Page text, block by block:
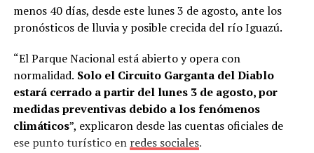
“Mi esposa es profesora de alemán en una escuela
técnica. Esa misma noche la llamé desde Alemania y
hacerlo’”, recordó.
Estudiar alemán para llegar a Alemania
Al regresar aMisiones, Lory conversó con Skölfman y
Burger, quienes aceptaron el desafío y comenzaron a
menos 40 días, desde este lunes 3 de agosto, ante los
pronósticos de lluvia y posible crecida del río Iguazú.
“El Parque Nacional está abierto y opera con
normalidad. Solo el Circuito Garganta del Diablo
estará cerrado a partir del lunes 3 de agosto, por
medidas preventivas debido a los fenómenos
climáticos”, explicaron desde las cuentas oficiales de
ese punto turístico en redes sociales.